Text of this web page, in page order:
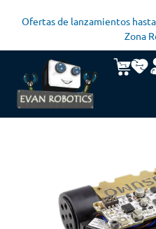
Ofertas de lanzamientos
Zona